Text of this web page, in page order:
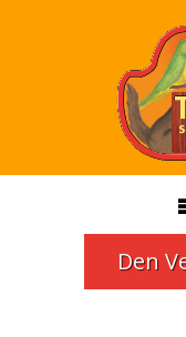
Den